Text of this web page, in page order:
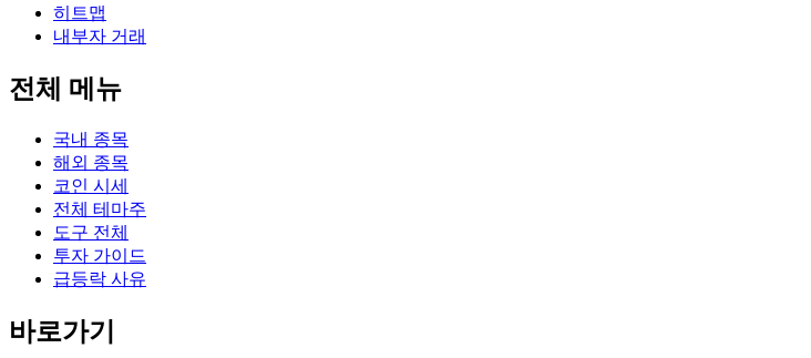
히트맵
내부자 거래
전체 메뉴
국내 종목
해외 종목
코인 시세
전체 테마주
도구 전체
투자 가이드
급등락 사유
바로가기